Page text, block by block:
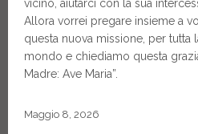
vicino, aiutarci con la sua
Allora vorrei pregare insieme a
questa nuova missione, per tutta
mondo e chiediamo questa
Madre: Ave Maria”.
Maggio 8, 2026